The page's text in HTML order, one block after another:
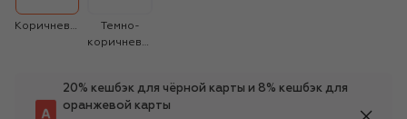
Коричневый
Темно-
коричневый
20% кешбэк для чёрной карты и 8% кешбэк для
оранжевой карты